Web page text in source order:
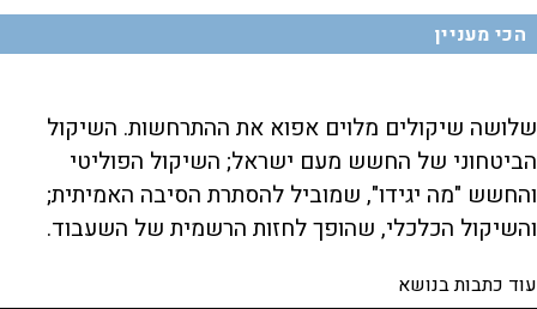
הכי מעניין
שלושה שיקולים מלוים אפוא את ההתרחשות. השיקול
הביטחוני של החשש מעם ישראל; השיקול הפוליטי
והחשש "מה יגידו", שמוביל להסתרת הסיבה האמיתית;
והשיקול הכלכלי, שהופך לחזות הרשמית של השעבוד.
עוד כתבות בנושא